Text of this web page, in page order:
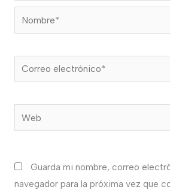
Nombre*
Correo
electrónico*
Web
Guarda mi nombre, correo
navegador para la próxima vez que